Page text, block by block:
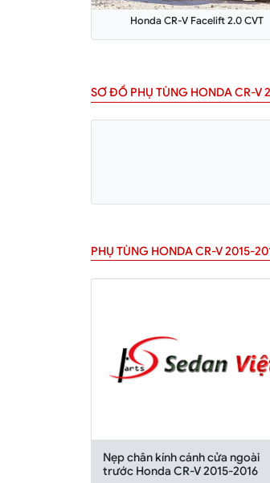
Honda CR-V Facelift 2.0 CVT
SƠ ĐỒ PHỤ TÙNG HONDA CR-V
PHỤ TÙNG HONDA CR-V 2015-
Nẹp chân kính cánh cửa ngoài
trước Honda CR-V 2015-2016